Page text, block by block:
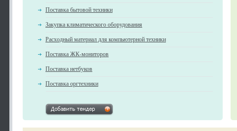
Поставка бытовой техники
Закупка климатического оборудования
Расходный материал для компьютерной техники
Поставка ЖК-мониторов
Поставка нетбуков
Поставка оргтехники